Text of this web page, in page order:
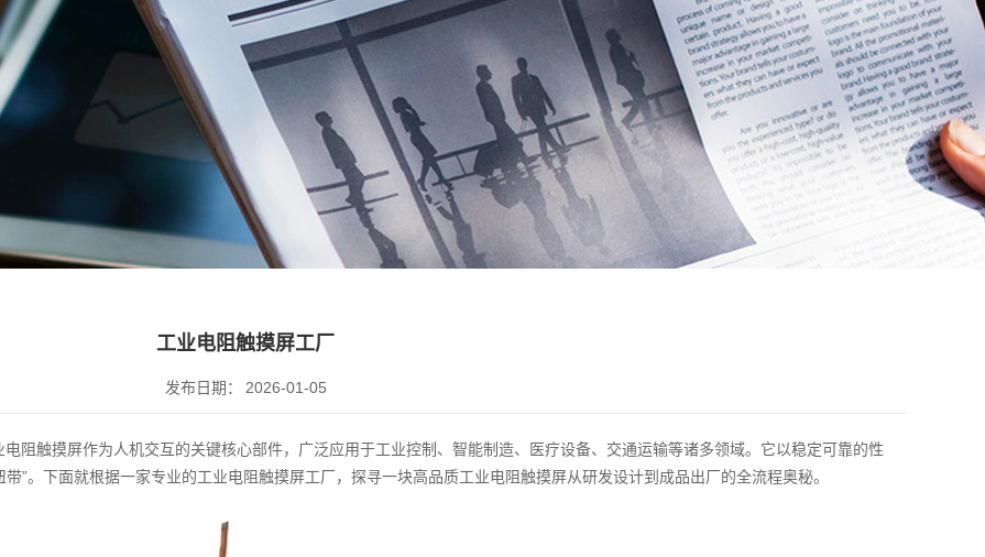
工业电阻触摸屏工厂
发布日期： 2026-01-05
阻触摸屏作为人机交互的关键核心部件，广泛应用于工业控制、智能制造、医疗设备、交通运输等诸多领域。它以稳定可靠的性
”。下面就根据一家专业的工业电阻触摸屏工厂，探寻一块高品质工业电阻触摸屏从研发设计到成品出厂的全流程奥秘。